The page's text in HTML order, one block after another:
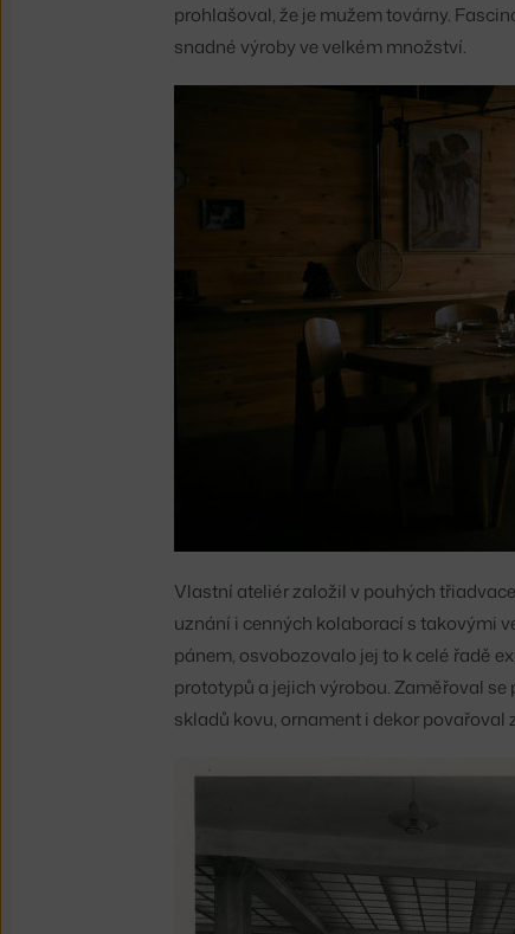
prohlašoval, že je mužem továrny.
snadné výroby ve velkém množství.
Vlastní ateliér založil v pouhých
uznání i cenných kolaborací s takovými
pánem, osvobozovalo jej to k celé řadě
prototypů a jejich výrobou. Zaměřoval
skladů kovu, ornament i dekor povařoval